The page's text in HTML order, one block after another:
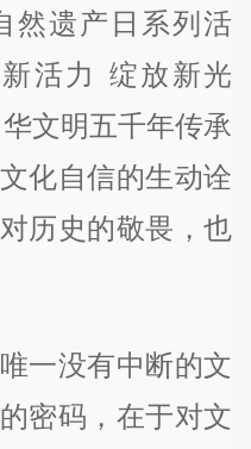
然遗产日系列活
活力 绽放新光
文明五千年传承
化自信的生动诠
历史的敬畏，也
一没有中断的文
密码，在于对文